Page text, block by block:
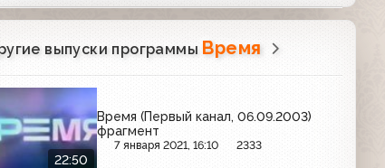
выпуски программы Время
22:50
Время (Первый канал, 06.09.2003)
фрагмент
7 января 2021, 16:10 2333